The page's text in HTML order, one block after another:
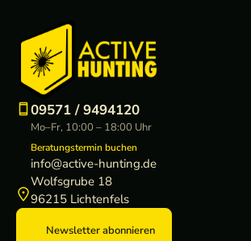
09571 / 9494120
Mo–Fr, 10:00 – 18:00 Uhr
Beratungstermin buchen
info@active-hunting.de
Wolfsgrube 18
96215 Lichtenfels
Newsletter abonnieren